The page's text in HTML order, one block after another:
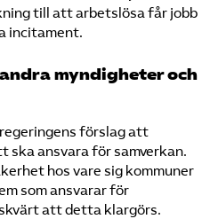
till att arbetslösa får jobb
incitament.
andra myndigheter och
förslag att
ansvara för samverkan.
hos vare sig kommuner
som ansvarar för
att detta klargörs.